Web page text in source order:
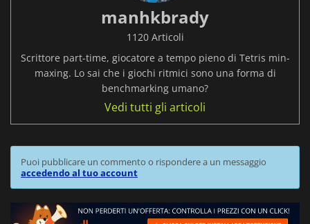
manhkbrady
1120 Articoli
Scrittore part-time, giocatore a tempo pieno di Tetris min-
maxing. Lo sai che i giochi ritmici sono una forma di
benchmarking umano?
Vedi tutti gli articoli
Puoi pubblicare un commento o rispondere a un messaggio
accedendo al tuo account